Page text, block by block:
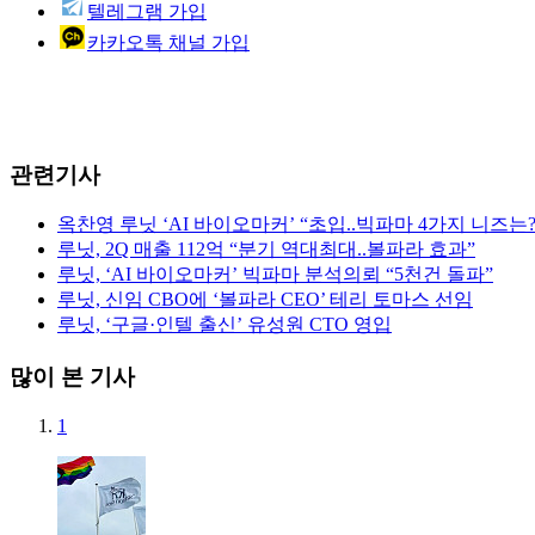
텔레그램 가입
카카오톡 채널 가입
관련기사
옥찬영 루닛 ‘AI 바이오마커’ “초입..빅파마 4가지 니즈는
루닛, 2Q 매출 112억 “분기 역대최대..볼파라 효과”
루닛, ‘AI 바이오마커’ 빅파마 분석의뢰 “5천건 돌파”
루닛, 신임 CBO에 ‘볼파라 CEO’ 테리 토마스 선임
루닛, ‘구글·인텔 출신’ 유성원 CTO 영입
많이 본 기사
1